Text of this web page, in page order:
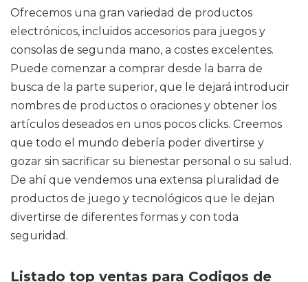
Ofrecemos una gran variedad de productos
electrónicos, incluidos accesorios para juegos y
consolas de segunda mano, a costes excelentes.
Puede comenzar a comprar desde la barra de
busca de la parte superior, que le dejará introducir
nombres de productos o oraciones y obtener los
artículos deseados en unos pocos clicks. Creemos
que todo el mundo debería poder divertirse y
gozar sin sacrificar su bienestar personal o su salud.
De ahí que vendemos una extensa pluralidad de
productos de juego y tecnológicos que le dejan
divertirse de diferentes formas y con toda
seguridad.
Listado top ventas para Codigos de